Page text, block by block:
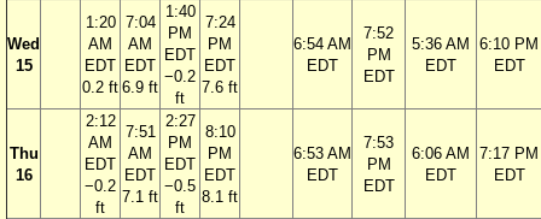
Wed
15
1:20
AM
EDT
0.2 ft
7:04
AM
EDT
6.9 ft
1:40
PM
EDT
−0.2
ft
7:24
PM
EDT
7.6 ft
6:54 AM
EDT
7:52
PM
EDT
5:36 AM
EDT
6:10 PM
EDT
Thu
16
2:12
AM
EDT
−0.2
ft
7:51
AM
EDT
7.1 ft
2:27
PM
EDT
−0.5
ft
8:10
PM
EDT
8.1 ft
6:53 AM
EDT
7:53
PM
EDT
6:06 AM
EDT
7:17 PM
EDT